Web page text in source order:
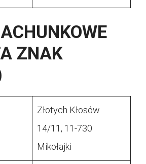
ZNAK
Złotych Kłosów
14/11, 11-730
Mikołajki